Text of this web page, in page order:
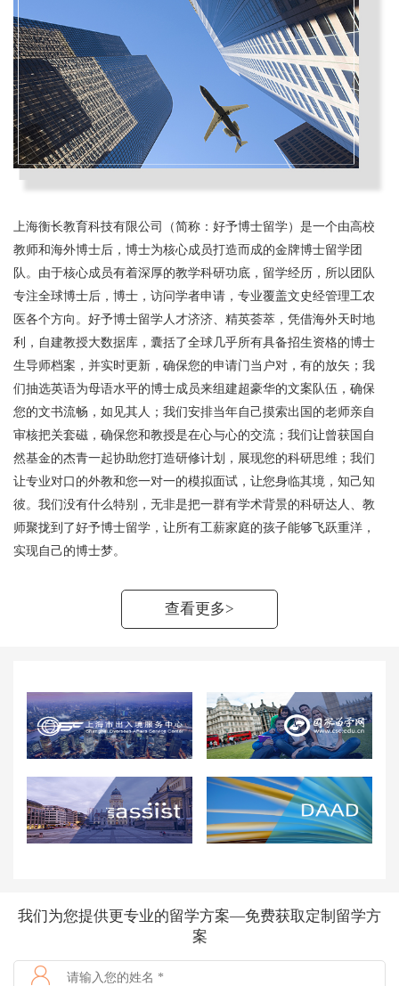
上海衡长教育科技有限公司（简称：好予博士留学）是一个由高校
教师和海外博士后，博士为核心成员打造而成的金牌博士留学团
队。由于核心成员有着深厚的教学科研功底，留学经历，所以团队
专注全球博士后，博士，访问学者申请，专业覆盖文史经管理工农
医各个方向。好予博士留学人才济济、精英荟萃，凭借海外天时地
利，自建教授大数据库，囊括了全球几乎所有具备招生资格的博士
生导师档案，并实时更新，确保您的申请门当户对，有的放矢；我
们抽选英语为母语水平的博士成员来组建超豪华的文案队伍，确保
您的文书流畅，如见其人；我们安排当年自己摸索出国的老师亲自
审核把关套磁，确保您和教授是在心与心的交流；我们让曾获国自
然基金的杰青一起协助您打造研修计划，展现您的科研思维；我们
让专业对口的外教和您一对一的模拟面试，让您身临其境，知己知
彼。我们没有什么特别，无非是把一群有学术背景的科研达人、教
师聚拢到了好予博士留学，让所有工薪家庭的孩子能够飞跃重洋，
实现自己的博士梦。
查看更多>
我们为您提供更专业的留学方案—免费获取定制留学方
案